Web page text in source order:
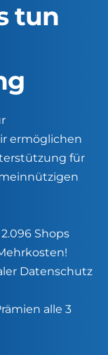
tun
ermöglichen
für
Shops
Datenschutz
alle 3